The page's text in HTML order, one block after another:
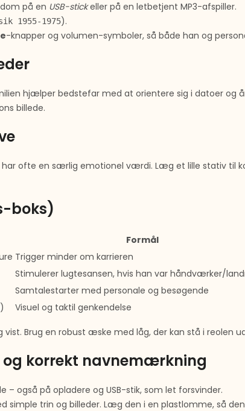
på en USB-stickeller på en letbetjent MP3-afspiller.
1955-1975).
-knapper og volumen-symboler, så både han og
hjælper bedstefar med at orientere sig i datoer og
billede.
ofte en særlig emotionel værdi. Læg et lille stativ til
boks)
Formål
Trigger minder om karrieren
Stimulerer lugtesansen, hvis han var håndværker/
Samtalestarter med personale og besøgende
Visuel og taktil genkendelse
Brug en robust æske med låg, der kan stå i reolen
korrekt navnemærkning
– også på opladere og USB-stik, som let forsvinder.
simple trin og billeder. Læg den i en plastlomme, så den